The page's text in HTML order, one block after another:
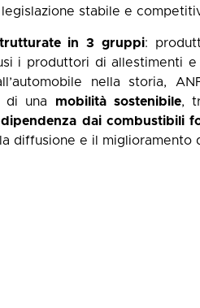
stabile e
in 3 gruppi:
i produttori di allestimenti e
nella storia,
di una mobilità sostenibile,
dai combustibili
diffusione e il miglioramento